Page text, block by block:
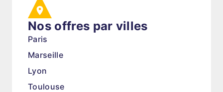
Nos offres par villes
Paris
Marseille
Lyon
Toulouse